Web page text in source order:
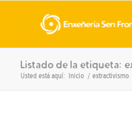
Listado de la etiqueta:
Usted está aquí: Inicio / extractivismo